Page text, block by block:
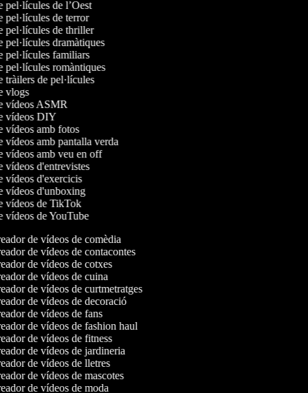
pel·lícules de l’Oest
pel·lícules de terror
pel·lícules de thriller
pel·lícules dramàtiques
pel·lícules familiars
pel·lícules romàntiques
tràilers de pel·lícules
vlogs
vídeos ASMR
vídeos DIY
vídeos amb fotos
vídeos amb pantalla verda
vídeos amb veu en off
vídeos d'entrevistes
vídeos d'exercicis
vídeos d'unboxing
vídeos de TikTok
vídeos de YouTube
de vídeos de comèdia
de vídeos de contacontes
de vídeos de cotxes
de vídeos de cuina
de vídeos de curtmetratges
de vídeos de decoració
de vídeos de fans
de vídeos de fashion haul
de vídeos de fitness
de vídeos de jardineria
de vídeos de lletres
de vídeos de mascotes
de vídeos de moda